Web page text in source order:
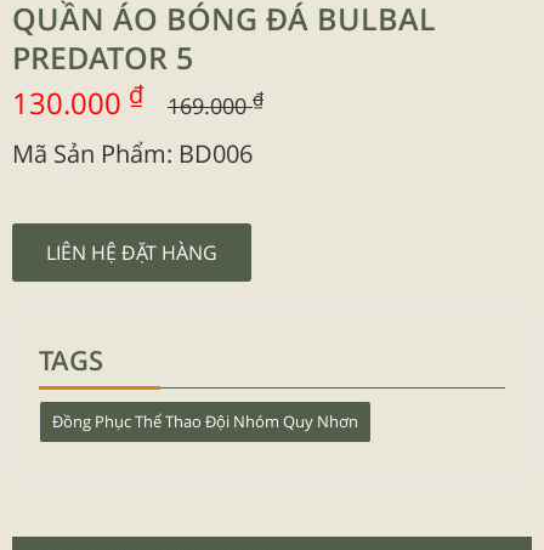
QUẦN ÁO BÓNG ĐÁ BULBAL
PREDATOR 5
130.000 ₫ 169.000₫
Mã Sản Phẩm: BD006
LIÊN HỆ ĐẶT HÀNG
TAGS
Đồng Phục Thể Thao Đội Nhóm Quy Nhơn